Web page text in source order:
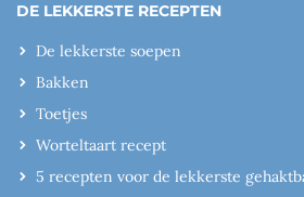
DE LEKKERSTE RECEPTEN
De lekkerste soepen
Bakken
Toetjes
Worteltaart recept
5 recepten voor de lekkerste